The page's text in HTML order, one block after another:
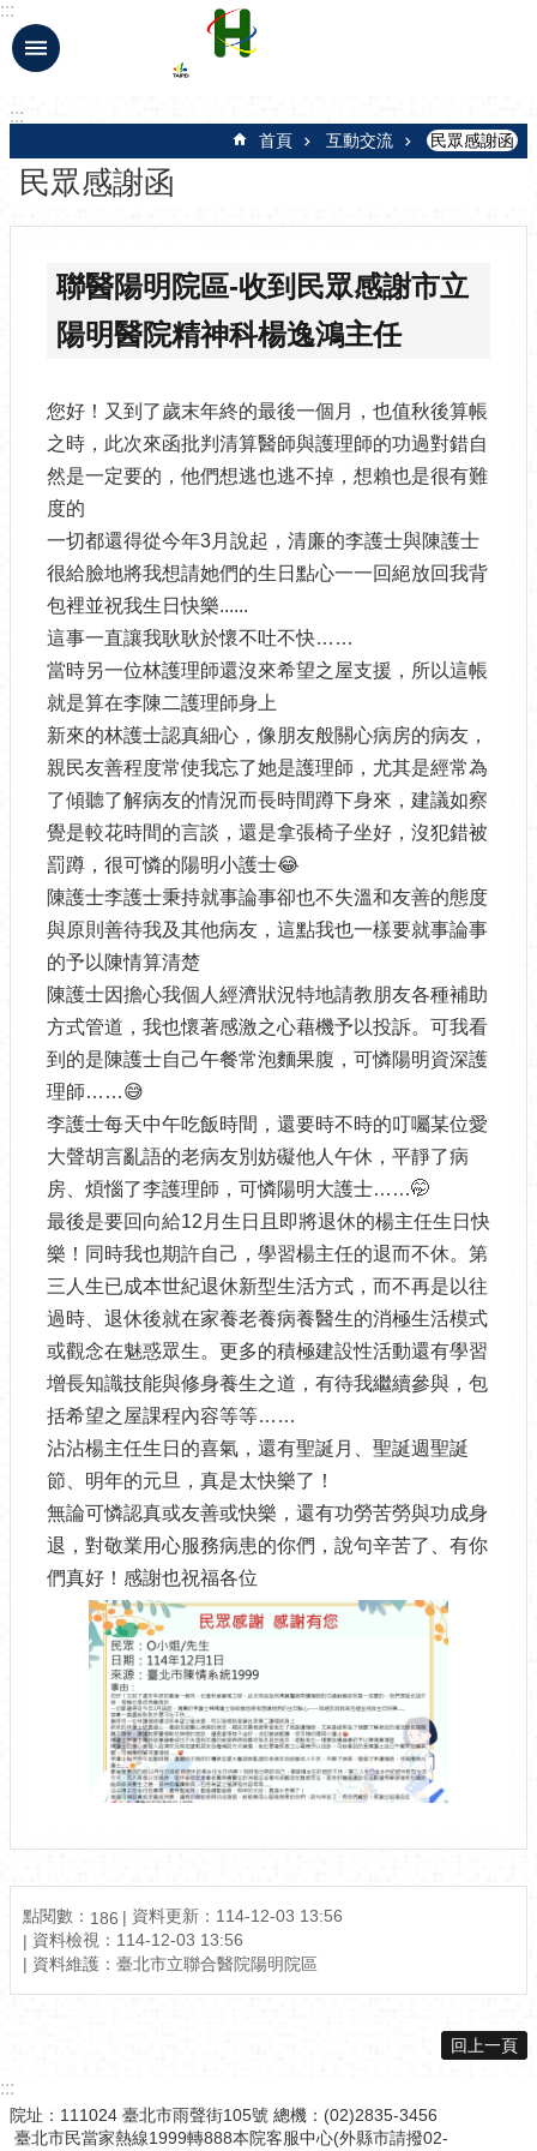
跳到主要內容區塊
:::
:::
首頁 互動交流 民眾感謝函
民眾感謝函
聯醫陽明院區-收到民眾感謝市立
陽明醫院精神科楊逸鴻主任
您好！又到了歲末年終的最後一個月，也值秋後算帳
之時，此次來函批判清算醫師與護理師的功過對錯自
然是一定要的，他們想逃也逃不掉，想賴也是很有難
度的
一切都還得從今年3月說起，清廉的李護士與陳護士
很給臉地將我想請她們的生日點心一一回絕放回我背
包裡並祝我生日快樂......
這事一直讓我耿耿於懷不吐不快……
當時另一位林護理師還沒來希望之屋支援，所以這帳
就是算在李陳二護理師身上
新來的林護士認真細心，像朋友般關心病房的病友，
親民友善程度常使我忘了她是護理師，尤其是經常為
了傾聽了解病友的情況而長時間蹲下身來，建議如察
覺是較花時間的言談，還是拿張椅子坐好，沒犯錯被
罰蹲，很可憐的陽明小護士😂
陳護士李護士秉持就事論事卻也不失溫和友善的態度
與原則善待我及其他病友，這點我也一樣要就事論事
的予以陳情算清楚
陳護士因擔心我個人經濟狀況特地請教朋友各種補助
方式管道，我也懷著感激之心藉機予以投訴。可我看
到的是陳護士自己午餐常泡麵果腹，可憐陽明資深護
理師……😅
李護士每天中午吃飯時間，還要時不時的叮囑某位愛
大聲胡言亂語的老病友別妨礙他人午休，平靜了病
房、煩惱了李護理師，可憐陽明大護士……🤭
最後是要回向給12月生日且即將退休的楊主任生日快
樂！同時我也期許自己，學習楊主任的退而不休。第
三人生已成本世紀退休新型生活方式，而不再是以往
過時、退休後就在家養老養病養醫生的消極生活模式
或觀念在魅惑眾生。更多的積極建設性活動還有學習
增長知識技能與修身養生之道，有待我繼續參與，包
括希望之屋課程內容等等……
沾沾楊主任生日的喜氣，還有聖誕月、聖誕週聖誕
節、明年的元旦，真是太快樂了！
無論可憐認真或友善或快樂，還有功勞苦勞與功成身
退，對敬業用心服務病患的你們，說句辛苦了、有你
們真好！感謝也祝福各位
點閱數： 186
資料更新：114-12-03 13:56
資料檢視：114-12-03 13:56
資料維護：臺北市立聯合醫院陽明院區
回上一頁
:::
院址：111024 臺北市雨聲街105號 總機：(02)2835-3456
臺北市民當家熱線1999轉888本院客服中心(外縣市請撥02-